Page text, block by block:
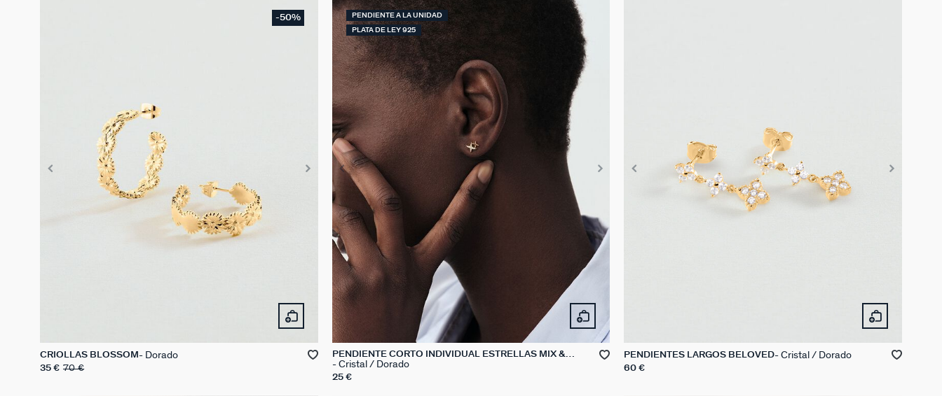
-50%
CRIOLLAS BLOSSOM Dorado
35 € 70 €
PENDIENTE A LA UNIDAD
PLATA DE LEY 925
PENDIENTE CORTO INDIVIDUAL ESTRELLAS MIX &
MATCH
Cristal / Dorado
25 €
PENDIENTES LARGOS BELOVED Cristal / Dorado
60 €